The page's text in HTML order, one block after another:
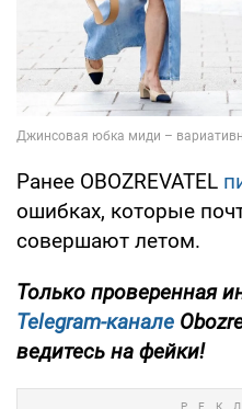
Ранее OBOZREVATEL
ошибках, которые
совершают летом.
Только проверенная
Telegram-канале
ведитесь на фейки!